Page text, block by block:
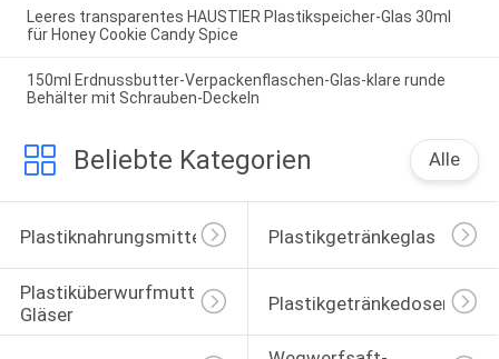
Leeres transparentes HAUSTIER Plastikspeicher-Glas 30ml
für Honey Cookie Candy Spice
150ml Erdnussbutter-Verpackenflaschen-Glas-klare runde
Behälter mit Schrauben-Deckeln
Beliebte Kategorien Alle
Plastiknahrungsmittelgläser Plastikgetränkeglas
Plastiküberwurfmutter-
Gläser
Plastikgetränkedosen